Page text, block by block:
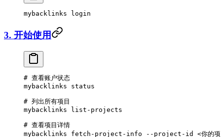
mybacklinks login
3. 开始使用
# 查看账户状态
mybacklinks status
# 列出所有项目
mybacklinks list-projects
# 查看项目详情
mybacklinks fetch-project-info --project-id <你的